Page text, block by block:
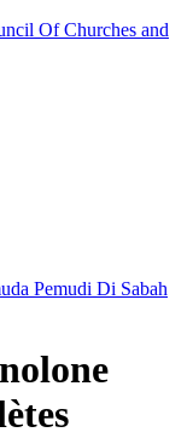
Pemudi Di Sabah